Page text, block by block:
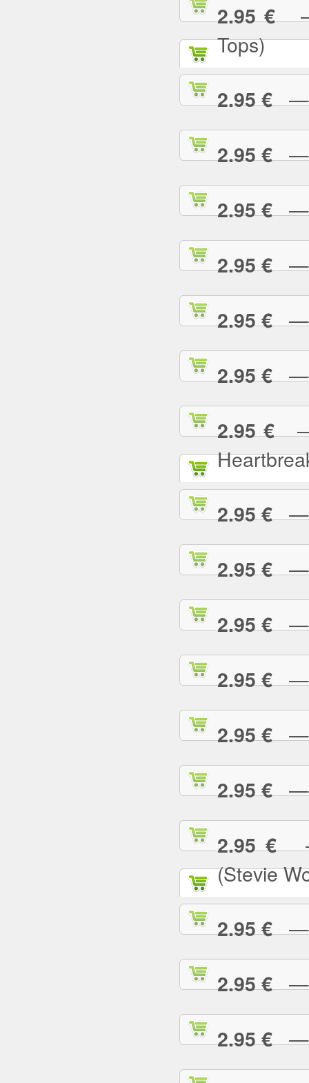
2.95 €—
Tops)
2.95 €—
2.95 €—
2.95 €—
2.95 €—
2.95 €—
2.95 €—
2.95 €—
2.95 €—
2.95 €—
2.95 €—
2.95 €—
2.95 €—
2.95 €—
2.95 €—
(Stevie
2.95 €—
2.95 €—
2.95 €—